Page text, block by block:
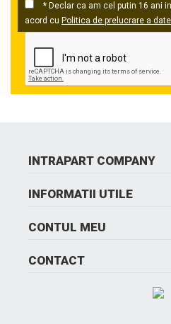
* Declar ca am cel putin 16 ani
acord cu Politica de prelucrare a
INTRAPART COMPANY
INFORMATII UTILE
CONTUL MEU
CONTACT